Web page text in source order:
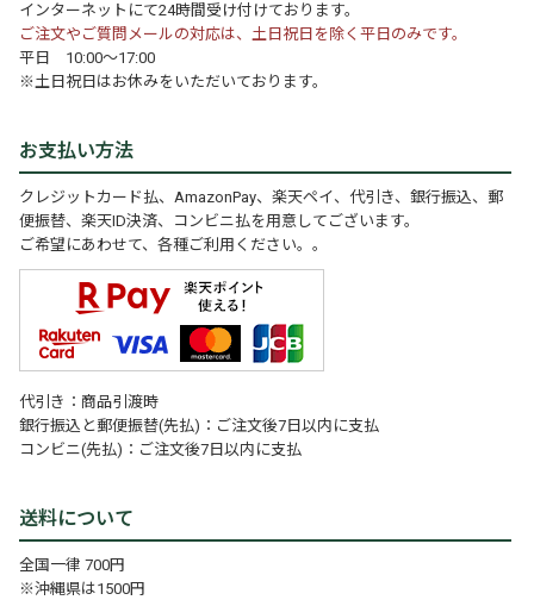
インターネットにて24時間受け付けております。
ご注文やご質問メールの対応は、土日祝日を除く平日のみです。
平日 10:00～17:00
※土日祝日はお休みをいただいております。
お支払い方法
クレジットカード払、AmazonPay、楽天ペイ、代引き、銀行振込、郵
便振替、楽天ID決済、コンビニ払を用意してございます。
ご希望にあわせて、各種ご利用ください。。
代引き：商品引渡時
銀行振込と郵便振替(先払)：ご注文後7日以内に支払
コンビニ(先払)：ご注文後7日以内に支払
送料について
全国一律 700円
※沖縄県は1500円